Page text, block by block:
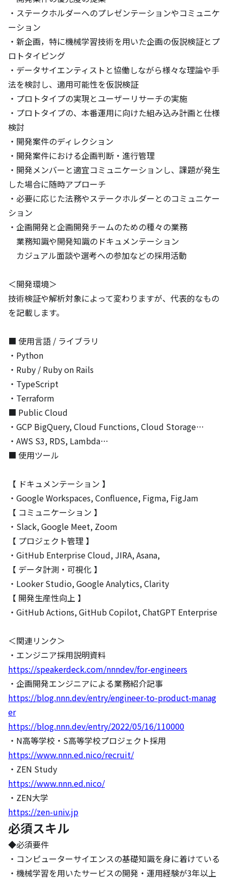
・ステークホルダーへのプレゼンテーションやコミュニケ
ーション
・新企画，特に機械学習技術を用いた企画の仮説検証とプ
ロトタイピング
・データサイエンティストと協働しながら様々な理論や手
法を検討し、適用可能性を仮説検証
・プロトタイプの実現とユーザーリサーチの実施
・プロトタイプの、本番運用に向けた組み込み計画と仕様
検討
・開発案件のディレクション
・開発案件における企画判断・進行管理
・開発メンバーと適宜コミュニケーションし、課題が発生
した場合に随時アプローチ
・必要に応じた法務やステークホルダーとのコミュニケー
ション
・企画開発と企画開発チームのための種々の業務
業務知識や開発知識のドキュメンテーション
カジュアル面談や選考への参加などの採用活動
＜開発環境＞
技術検証や解析対象によって変わりますが、代表的なもの
を記載します。
■ 使用言語 / ライブラリ
・Python
・Ruby / Ruby on Rails
・TypeScript
・Terraform
■ Public Cloud
・GCP BigQuery, Cloud Functions, Cloud Storage…
・AWS S3, RDS, Lambda…
■ 使用ツール
【 ドキュメンテーション 】
・Google Workspaces, Confluence, Figma, FigJam
【 コミュニケーション 】
・Slack, Google Meet, Zoom
【 プロジェクト管理 】
・GitHub Enterprise Cloud, JIRA, Asana,
【 データ計測・可視化 】
・Looker Studio, Google Analytics, Clarity
【 開発生産性向上 】
・GitHub Actions, GitHub Copilot, ChatGPT Enterprise
＜関連リンク＞
https://speakerdeck.com/nnndev/for-engineers
https://blog.nnn.dev/entry/engineer-to-product-manag
er
https://blog.nnn.dev/entry/2022/05/16/110000
https://www.nnn.ed.nico/recruit/
https://www.nnn.ed.nico/
https://zen-univ.jp
必須スキル
◆必須要件
・コンピューターサイエンスの基礎知識を身に着けている
・機械学習を用いたサービスの開発・運用経験が3年以上